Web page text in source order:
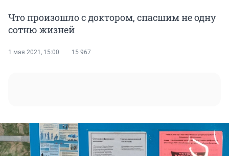
Что произошло с доктором, спасшим не одну
сотню жизней
1 мая 2021, 15:00 15 967